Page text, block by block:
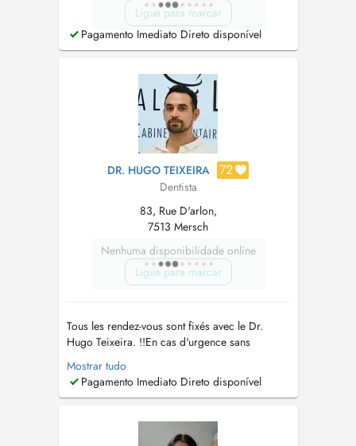
Ligue para marcar
Pagamento Imediato Direto disponível
DR. HUGO TEIXEIRA 72
Dentista
83, Rue D'arlon,
7513 Mersch
Nenhuma disponibilidade online
Ligue para marcar
Tous les rendez-vous sont fixés avec le Dr.
Hugo Teixeira. !!En cas d'urgence sans
créneau disponible, contactez le 621 714 589
(DUEDELANGE) où 28 79 99 97 (MERSCH)
pour un accueil immédiat!!! Parking
Domaines d'Expertise
____________________...
Mostrar tudo
Pagamento Imediato Direto disponível